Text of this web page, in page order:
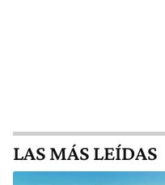
LAS MÁS LEÍDAS